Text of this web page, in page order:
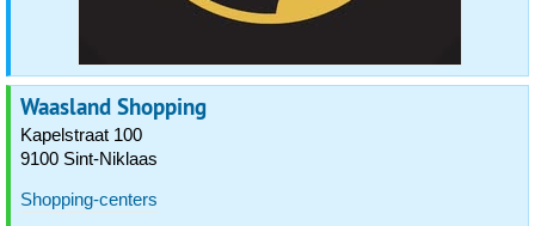
Waasland Shopping
Kapelstraat 100
9100 Sint-Niklaas
Shopping-centers